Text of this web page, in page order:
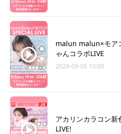
malun malun×モア
ゃんコラボLIVE
2024-09-05 10:00
アカリンカラコン
LIVE!